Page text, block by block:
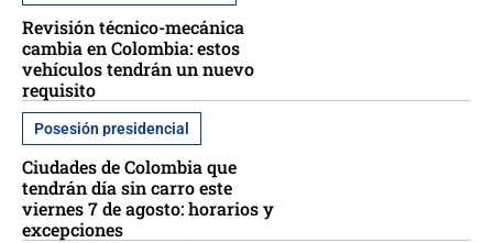
Revisión técnico-mecánica
cambia en Colombia: estos
vehículos tendrán un nuevo
requisito
Posesión presidencial
Ciudades de Colombia que
tendrán día sin carro este
viernes 7 de agosto: horarios y
excepciones